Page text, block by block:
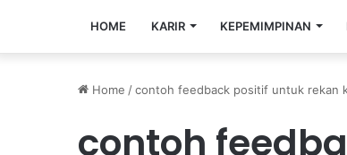
HOME KARIR KEPEMIMPINAN
Home /contoh feedback positif untuk rekan
contoh